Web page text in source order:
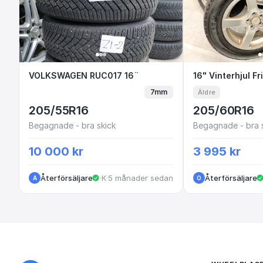
VOLKSWAGEN RUC017 16¨
VOLKSWAGEN RUC017 16¨
7mm
205/55R16
Begagnade - bra skick
10 000 kr
A Återförsäljare · Kungälv
·5 månader sedan
16"
Äldre
205/60R16
Begagnade - bra
3 995 kr
O Återförsäljare